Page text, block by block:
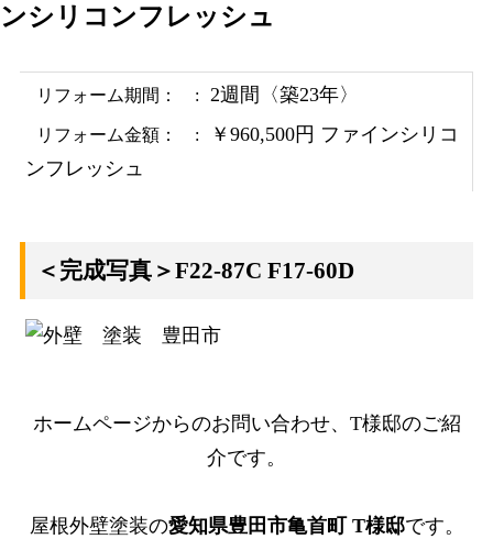
ンシリコンフレッシュ
リフォーム期間： 2週間〈築23年〉
リフォーム金額：
￥960,500円 ファインシリコ
ンフレッシュ
＜完成写真＞F22-87C F17-60D
ホームページからのお問い合わせ、T様邸のご紹
介です。
屋根外壁塗装の愛知県豊田市亀首町 T様邸です。